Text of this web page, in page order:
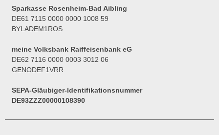
Sparkasse Rosenheim-Bad Aibling
DE61 7115 0000 0000 1008 59
BYLADEM1ROS
meine Volksbank Raiffeisenbank eG
DE62 7116 0000 0003 3012 06
GENODEF1VRR
SEPA-Gläubiger-Identifikationsnummer
DE93ZZZ00000108390